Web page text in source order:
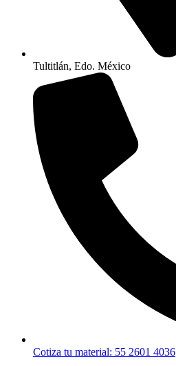
Tultitlán, Edo. México
Cotiza tu material: 55 2601 4036